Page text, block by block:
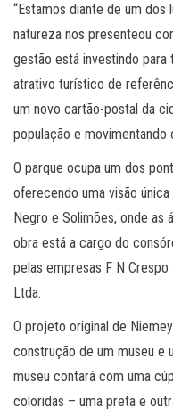
“Estamos diante de um dos
natureza nos presenteou
gestão está investindo
atrativo turístico de
um novo cartão-postal da
população e movimentando
O parque ocupa um dos
oferecendo uma visão
Negro e Solimões, onde as
obra está a cargo do
pelas empresas F N Crespo
Ltda.
O projeto original de
construção de um museu e
museu contará com uma
coloridas – uma preta e